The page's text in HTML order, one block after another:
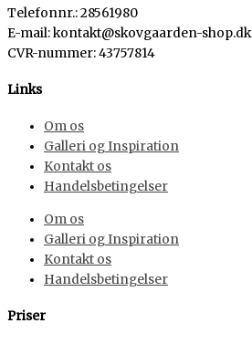
Telefonnr.: 28561980
E-mail: kontakt@skovgaarden-shop.dk
CVR-nummer:43757814
Links
Om os
Galleri og Inspiration
Kontakt os
Handelsbetingelser
Om os
Galleri og Inspiration
Kontakt os
Handelsbetingelser
Priser